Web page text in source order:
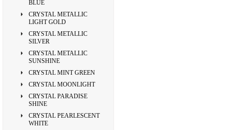
BLUE
CRYSTAL METALLIC
LIGHT GOLD
CRYSTAL METALLIC
SILVER
CRYSTAL METALLIC
SUNSHINE
CRYSTAL MINT GREEN
CRYSTAL MOONLIGHT
CRYSTAL PARADISE
SHINE
CRYSTAL PEARLESCENT
WHITE